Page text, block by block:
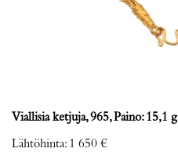
Viallisia ketjuja, 965, Paino: 15,1 g
Lähtöhinta: 1 650 €